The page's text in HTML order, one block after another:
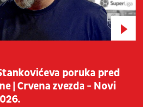
poruka pred
| Crvena zvezda - Novi